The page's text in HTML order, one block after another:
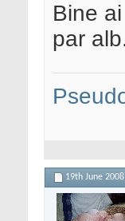
Bine
par
19th June 2008,